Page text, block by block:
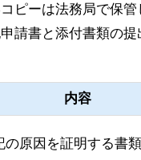
ピーは法務局で保
請書と添付書類の
内容
の原因を証明する書類